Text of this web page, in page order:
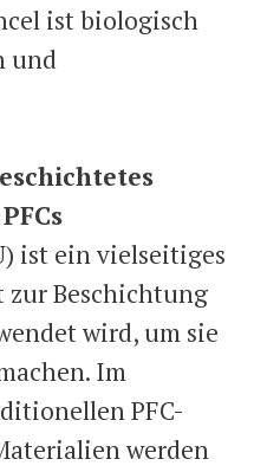
ist biologisch
und
ist ein vielseitiges
zur Beschichtung
wird, um sie
Im
PFC-
werden